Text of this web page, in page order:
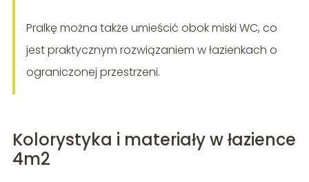
Pralkę można także umieścić obok miski WC, co
jest praktycznym rozwiązaniem w łazienkach o
ograniczonej przestrzeni.
Kolorystyka i materiały w łazience
4m2